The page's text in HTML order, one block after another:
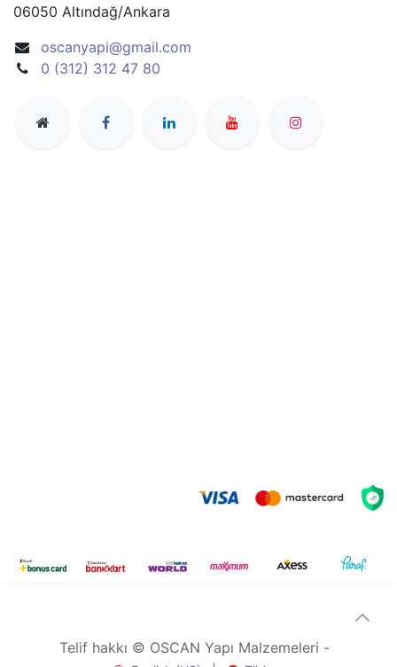
06050 Altındağ/Ankara
oscanyapi@gmail.com
0 (312) 312 47 80
Telif hakkı © OSCAN Yapı Malzemeleri -